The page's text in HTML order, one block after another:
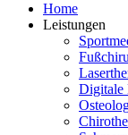
Home
Leistungen
Digitale